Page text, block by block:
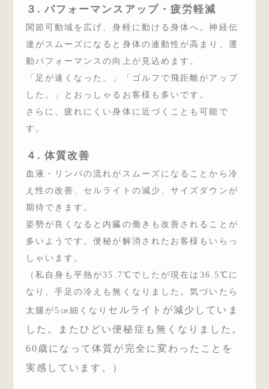
３. パフォーマンスアップ・疲労軽減
関節可動域を広げ、身軽に動ける身体へ。神経伝
達がスムーズになると身体の連動性が高まり、運
動パフォーマンスの向上が見込めます。
「足が速くなった。」「ゴルフで飛距離がアップ
した。」とおっしゃるお客様も多いです。
さらに、疲れにくい身体に近づくことも可能で
す。
４. 体質改善
血液・リンパの流れがスムーズになることから冷
え性の改善、セルライトの減少、サイズダウンが
期待できます。
姿勢が良くなると内臓の働きも改善されることが
多いようです。便秘が解消されたお客様もいらっ
しゃいます。
（私自身も平熱が35.7℃でしたが現在は36.5℃に
なり、手足の冷えも無くなりました。気づいたら
太腿が5㎝細くなり セルライトが減少して いま
した。
またひどい便秘症も無くなりました。
60歳になって体質が完全に変わったことを
実感しています。）